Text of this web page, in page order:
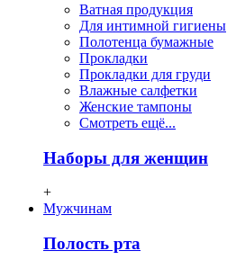
Ватная продукция
Для интимной гигиены
Полотенца бумажные
Прокладки
Прокладки для груди
Влажные салфетки
Женские тампоны
Смотреть ещё...
Наборы для женщин
+
Мужчинам
Полость рта